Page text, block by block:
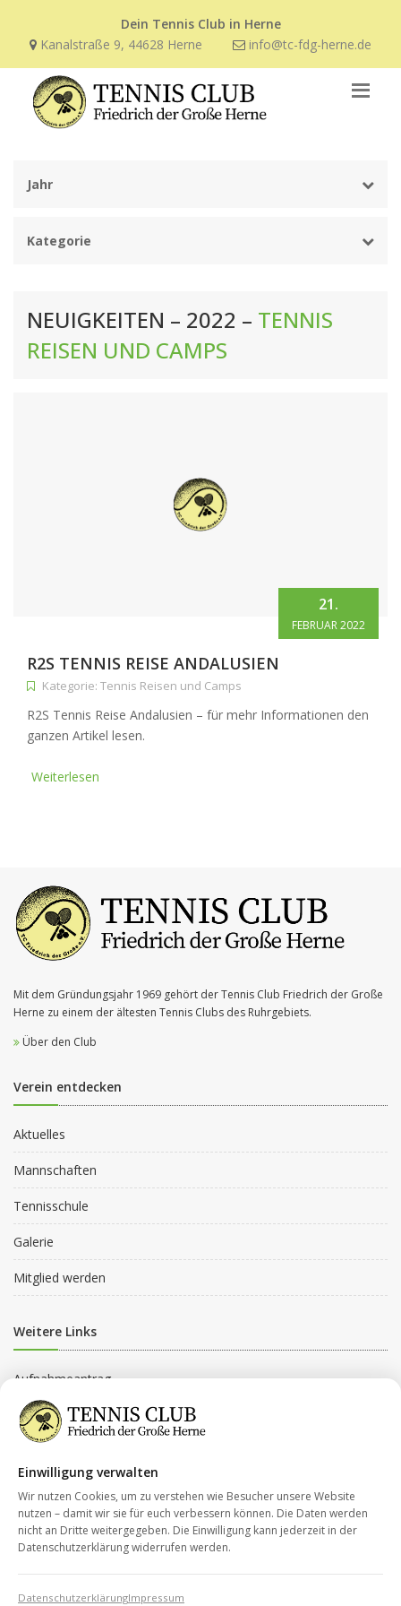
Dein Tennis Club in Herne
Kanalstraße 9, 44628 Herne
info@tc-fdg-herne.de
Jahr
Kategorie
NEUIGKEITEN – 2022 – TENNIS
REISEN UND CAMPS
21.
FEBRUAR 2022
R2S TENNIS REISE ANDALUSIEN
Kategorie: Tennis Reisen und Camps
R2S Tennis Reise Andalusien – für mehr Informationen den
ganzen Artikel lesen.
Weiterlesen
Mit dem Gründungsjahr 1969 gehört der Tennis Club Friedrich der Große
Herne zu einem der ältesten Tennis Clubs des Ruhrgebiets.
Über den Club
Verein entdecken
Aktuelles
Mannschaften
Tennisschule
Galerie
Mitglied werden
Weitere Links
Aufnahmeantrag
Beitragsordnung
Kontakt
Einwilligung verwalten
Wir nutzen Cookies, um zu verstehen wie Besucher unsere Website
nutzen – damit wir sie für euch verbessern können. Die Daten werden
nicht an Dritte weitergegeben. Die Einwilligung kann jederzeit in der
Datenschutzerklärung widerrufen werden.
DatenschutzerklärungImpressum